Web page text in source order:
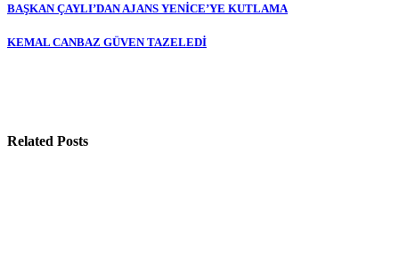
Yazı
gezinmesi
BAŞKAN ÇAYLI’DAN AJANS YENİCE’YE KUTLAMA
KEMAL CANBAZ GÜVEN TAZELEDİ
Related Posts